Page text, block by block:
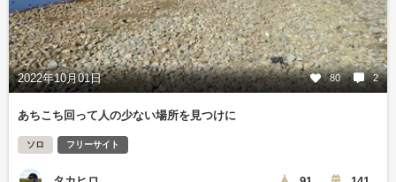
2022年10月01日 80 2
あちこち回って人の少ない場所を見つけに
ソロ フリーサイト